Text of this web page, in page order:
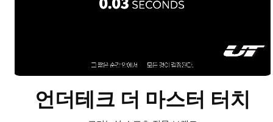
언더테크 더 마스터 터치